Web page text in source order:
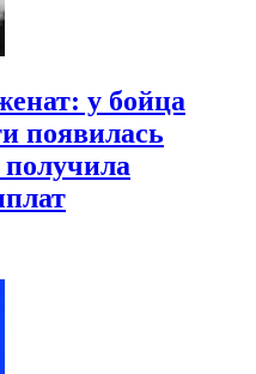
у бойца
появилась
получила